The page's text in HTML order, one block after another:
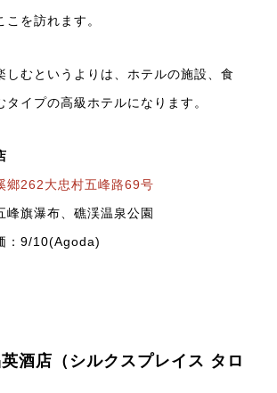
を訪れます。
しむというよりは、ホテルの施設、食
タイプの高級ホテルになります。
鄉262大忠村五峰路69号
峰旗瀑布、礁渓温泉公園
：9/10(Agoda)
酒店（シルクスプレイス タロ